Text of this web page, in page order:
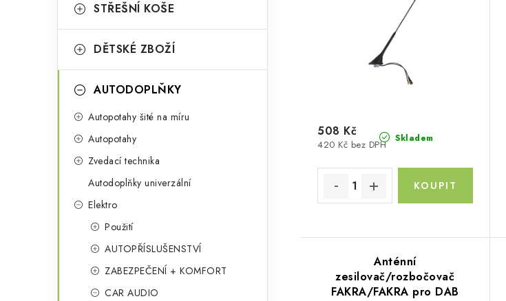
p
STŘEŠNÍ KOŠE
DĚTSKÉ ZBOŽÍ
AUTODOPLŇKY
Autopotahy šité na míru
Autopotahy
Zvedací technika
Autodoplňky univerzální
Elektro
Použití
AUTOPŘÍSLUŠENSTVÍ
ZABEZPEČENÍ + KOMFORT
CAR AUDIO
u
k
t
ů
Skladem
420 Kč bez DPH
508 Kč
Anténní
zesilovač/rozbočovač
FAKRA/FAKRA pro DAB